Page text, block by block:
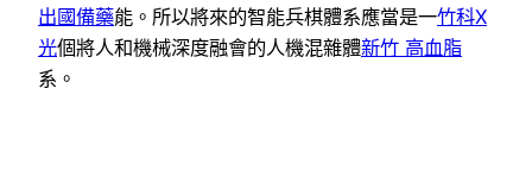
出國備藥能。所以將來的智能兵棋體系應當是一竹科X
光個將人和機械深度融會的人機混雜體新竹 高血脂
系。